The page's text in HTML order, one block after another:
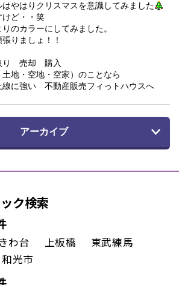
やはりクリスマスを意識してみました
けど・・笑
のカラーにしてみました。
りましょ！！
り 売却 購入
土地・空地・空家）のことなら
線に強い 不動産販売フィっトハウスへ
アーカイブ
ク検索
わ台 上板橋
東武練馬
和光市